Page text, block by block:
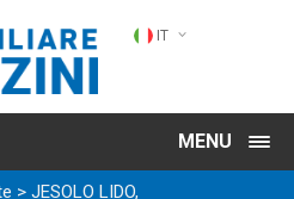
IT
EN
MENU
> JESOLO LIDO,